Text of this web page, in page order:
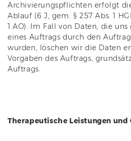
Archivierungspflichten erfolgt
Ablauf (6 J, gem. § 257 Abs. 1
1 AO). Im Fall von Daten, die
eines Auftrags durch den
wurden, löschen wir die Daten
Vorgaben des Auftrags,
Auftrags.
Therapeutische Leistungen und